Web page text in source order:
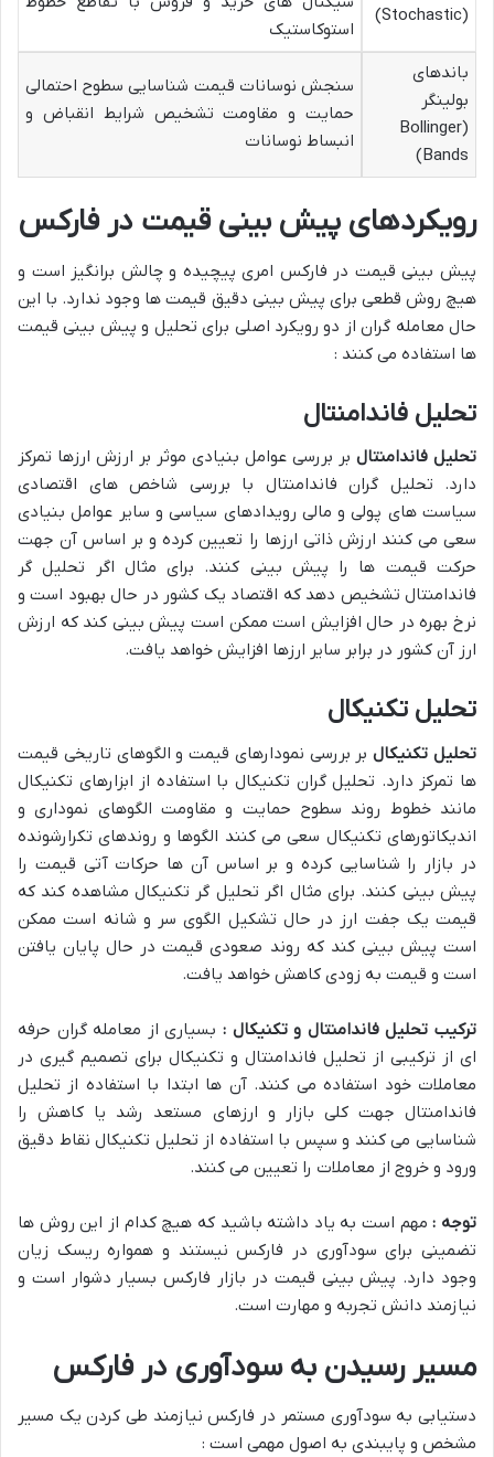
(Stochastic)
استوکاستیک
باندهای
بولینگر
(Bollinger
Bands)
سنجش نوسانات قیمت شناسایی سطوح احتمالی
حمایت و مقاومت تشخیص شرایط انقباض و
انبساط نوسانات
رویکردهای پیش بینی قیمت در فارکس
پیش بینی قیمت در فارکس امری پیچیده و چالش برانگیز است و
هیچ روش قطعی برای پیش بینی دقیق قیمت ها وجود ندارد. با این
حال معامله گران از دو رویکرد اصلی برای تحلیل و پیش بینی قیمت
ها استفاده می کنند :
تحلیل فاندامنتال
تحلیل فاندامنتال بر بررسی عوامل بنیادی موثر بر ارزش ارزها تمرکز
دارد. تحلیل گران فاندامنتال با بررسی شاخص های اقتصادی
سیاست های پولی و مالی رویدادهای سیاسی و سایر عوامل بنیادی
سعی می کنند ارزش ذاتی ارزها را تعیین کرده و بر اساس آن جهت
حرکت قیمت ها را پیش بینی کنند. برای مثال اگر تحلیل گر
فاندامنتال تشخیص دهد که اقتصاد یک کشور در حال بهبود است و
نرخ بهره در حال افزایش است ممکن است پیش بینی کند که ارزش
ارز آن کشور در برابر سایر ارزها افزایش خواهد یافت.
تحلیل تکنیکال
تحلیل تکنیکالبر بررسی نمودارهای قیمت و الگوهای تاریخی قیمت
ها تمرکز دارد. تحلیل گران تکنیکال با استفاده از ابزارهای تکنیکال
مانند خطوط روند سطوح حمایت و مقاومت الگوهای نموداری و
اندیکاتورهای تکنیکال سعی می کنند الگوها و روندهای تکرارشونده
در بازار را شناسایی کرده و بر اساس آن ها حرکات آتی قیمت را
پیش بینی کنند. برای مثال اگر تحلیل گر تکنیکال مشاهده کند که
قیمت یک جفت ارز در حال تشکیل الگوی سر و شانه است ممکن
است پیش بینی کند که روند صعودی قیمت در حال پایان یافتن
است و قیمت به زودی کاهش خواهد یافت.
ترکیب تحلیل فاندامنتال و تکنیکال : بسیاری از معامله گران حرفه
ای از ترکیبی از تحلیل فاندامنتال و تکنیکال برای تصمیم گیری در
معاملات خود استفاده می کنند. آن ها ابتدا با استفاده از تحلیل
فاندامنتال جهت کلی بازار و ارزهای مستعد رشد یا کاهش را
شناسایی می کنند و سپس با استفاده از تحلیل تکنیکال نقاط دقیق
ورود و خروج از معاملات را تعیین می کنند.
توجه : مهم است به یاد داشته باشید که هیچ کدام از این روش ها
تضمینی برای سودآوری در فارکس نیستند و همواره ریسک زیان
وجود دارد. پیش بینی قیمت در بازار فارکس بسیار دشوار است و
نیازمند دانش تجربه و مهارت است.
مسیر رسیدن به سودآوری در فارکس
دستیابی به سودآوری مستمر در فارکس نیازمند طی کردن یک مسیر
مشخص و پایبندی به اصول مهمی است :